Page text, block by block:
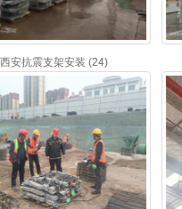
西安抗震支架安装 (24)